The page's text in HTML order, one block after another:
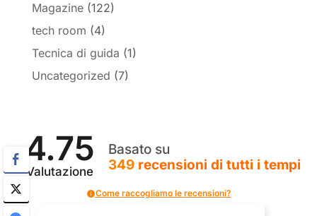
Magazine(122)
tech room (4)
Tecnica di guida (1)
Uncategorized (7)
4.75
Valutazione
Basato su
349recensioni di tutti i tempi
Come raccogliamo le recensioni?